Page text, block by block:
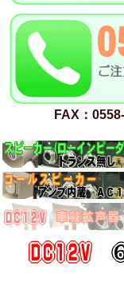
FAX：